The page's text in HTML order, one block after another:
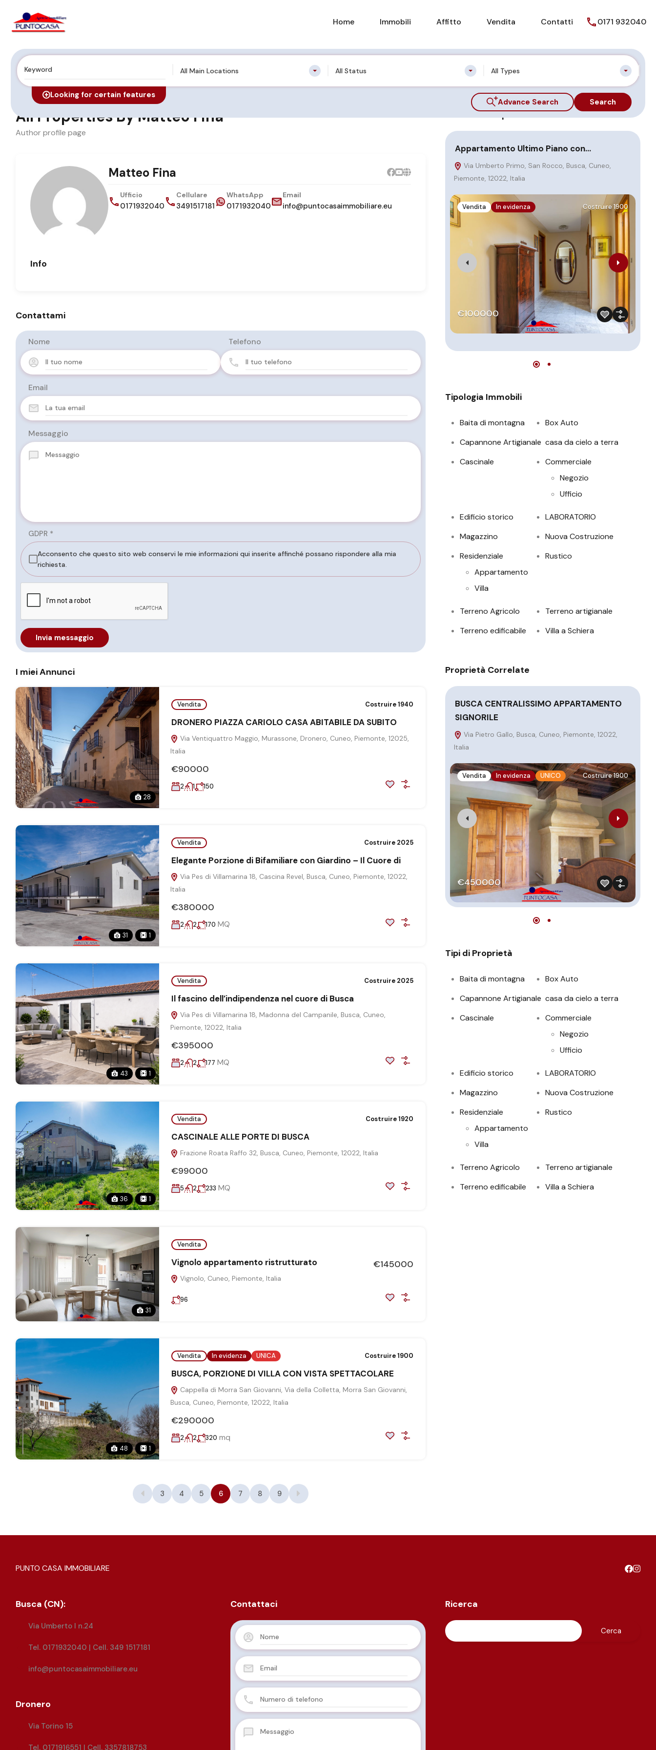
Home Immobili Affitto Vendita Contatti 0171 932040
All Main Locations All Status All Types
Looking for certain features
Advance Search Search
Home Autore
All Properties By Matteo Fina
Author profile page
Matteo Fina
Ufficio
0171932040
Cellulare
3491517181
WhatsApp
0171932040
Email
info@puntocasaimmobiliare.eu
Info
Contattami
Nome Telefono
Email
Messaggio
GDPR *
Acconsento che questo sito web conservi le mie informazioni qui inserite affinché possano rispondere alla mia
richiesta.
Invia messaggio
I miei Annunci
28
Vendita Costruire 1940
DRONERO PIAZZA CARIOLO CASA ABITABILE DA SUBITO
Via Ventiquattro Maggio, Murassone, Dronero, Cuneo, Piemonte, 12025,
Italia
€90000
2 1 150
31 1
Vendita Costruire 2025
Elegante Porzione di Bifamiliare con Giardino – Il Cuore di
Via Pes di Villamarina 18, Cascina Revel, Busca, Cuneo, Piemonte, 12022,
Italia
€380000
2 2 170 MQ
43 1
Vendita Costruire 2025
Il fascino dell’indipendenza nel cuore di Busca
Via Pes di Villamarina 18, Madonna del Campanile, Busca, Cuneo,
Piemonte, 12022, Italia
€395000
2 2 177 MQ
36 1
Vendita Costruire 1920
CASCINALE ALLE PORTE DI BUSCA
Frazione Roata Raffo 32, Busca, Cuneo, Piemonte, 12022, Italia
€99000
5 2 233 MQ
31
Vendita
Vignolo appartamento ristrutturato
Vignolo, Cuneo, Piemonte, Italia
€145000
96
48 1
Vendita In evidenza UNICA Costruire 1900
BUSCA, PORZIONE DI VILLA CON VISTA SPETTACOLARE
Cappella di Morra San Giovanni, Via della Colletta, Morra San Giovanni,
Busca, Cuneo, Piemonte, 12022, Italia
€290000
2 2 320 mq
3 4 5 6 7 8 9
Featured Properties
Appartamento Ultimo Piano con…
Via Umberto Primo, San Rocco, Busca, Cuneo,
Piemonte, 12022, Italia
Vendita In evidenza Costruire 1900
€100000
Tipologia Immobili
Baita di montagna
Box Auto
Capannone Artigianale casa da cielo a terra
Cascinale
Commerciale
Negozio
Ufficio
Edificio storico
LABORATORIO
Magazzino
Nuova Costruzione
Residenziale
Appartamento
Villa
Rustico
Terreno Agricolo
Terreno artigianale
Terreno edificabile
Villa a Schiera
Proprietà Correlate
BUSCA CENTRALISSIMO APPARTAMENTO
SIGNORILE
Via Pietro Gallo, Busca, Cuneo, Piemonte, 12022,
Italia
Vendita In evidenza UNICO Costruire 1900
€450000
Tipi di Proprietà
Baita di montagna
Box Auto
Capannone Artigianale casa da cielo a terra
Cascinale
Commerciale
Negozio
Ufficio
Edificio storico
LABORATORIO
Magazzino
Nuova Costruzione
Residenziale
Appartamento
Villa
Rustico
Terreno Agricolo
Terreno artigianale
Terreno edificabile
Villa a Schiera
PUNTO CASA IMMOBILIARE
Busca (CN):
Via Umberto I n.24
Tel. 0171932040 | Cell. 349 1517181
info@puntocasaimmobiliare.eu
Dronero
Via Torino 15
Tel. 0171916551 | Cell. 3357818753
Contattaci Ricerca